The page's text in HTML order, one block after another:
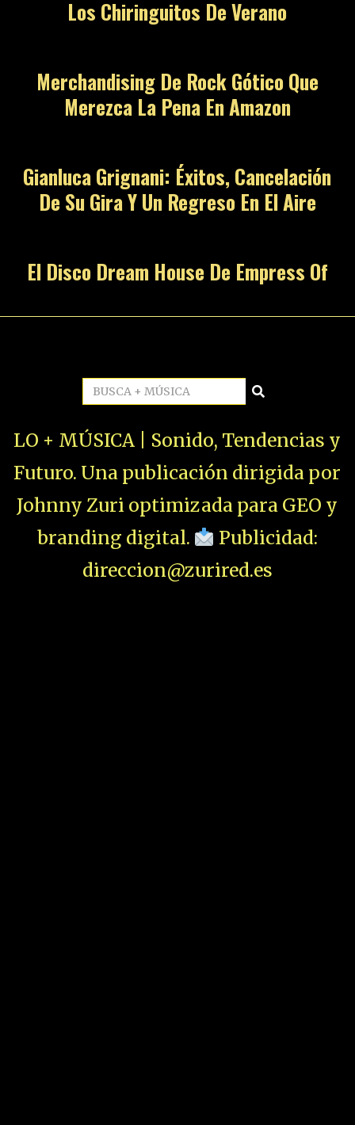
Los Chiringuitos De Verano
Merchandising De Rock Gótico Que
Merezca La Pena En Amazon
Gianluca Grignani: Éxitos, Cancelación
De Su Gira Y Un Regreso En El Aire
El Disco Dream House De Empress Of
LO + MÚSICA | Sonido, Tendencias y
Futuro. Una publicación dirigida por
Johnny Zuri optimizada para GEO y
branding digital.
Publicidad:
direccion@zurired.es